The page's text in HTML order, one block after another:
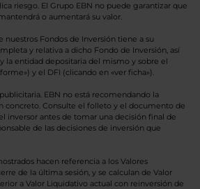
riesgo. El Grupo EBN no puede garantizar que
o aumentará su valor.
nuestros Fondos de Inversión tiene a su
y relativa a dicho Fondo de Inversión, así
la entidad depositaria del mismo y sobre el
y el DFI (clicando en «ver ficha»).
EBN no está recomendando la
concreto. Consulte el folleto y el documento de
inversor antes de tomar una decisión final de
de las decisiones de inversión que
hacen referencia a los Valores
de la última sesión, y se calculan de Valor
a Valor Liquidativo actual con reinversión de